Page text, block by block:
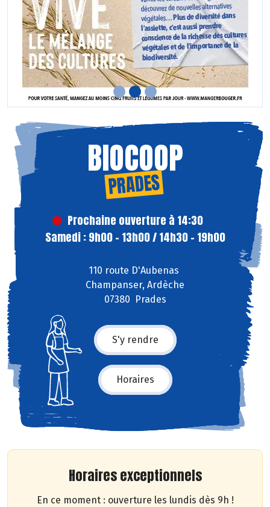
BIOCOOP
PRADES
Prochaine ouverture à 14:30
Samedi : 9h00 - 13h00 / 14h30 - 19h00
110 route D'Aubenas
Champanser, Ardèche
07380 Prades
S'y rendre
Horaires
Horaires exceptionnels
En ce moment : ouverture les lundis dès 9h !